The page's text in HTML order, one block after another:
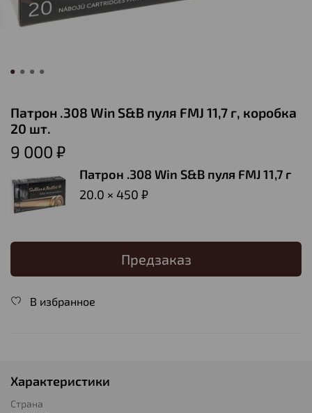
Патрон .308 Win S&B пуля FMJ 11,7 г, коробка
20 шт.
9 000 ₽
Патрон .308 Win S&B пуля FMJ 11,7 г
20.0 × 450 ₽
Предзаказ
В избранное
Характеристики
Страна